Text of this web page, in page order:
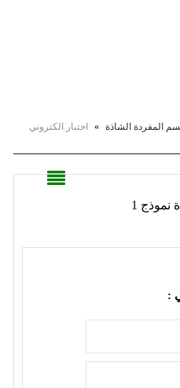
المفردة الشاذة »
اختبار الكتروني
نموذج 1
: